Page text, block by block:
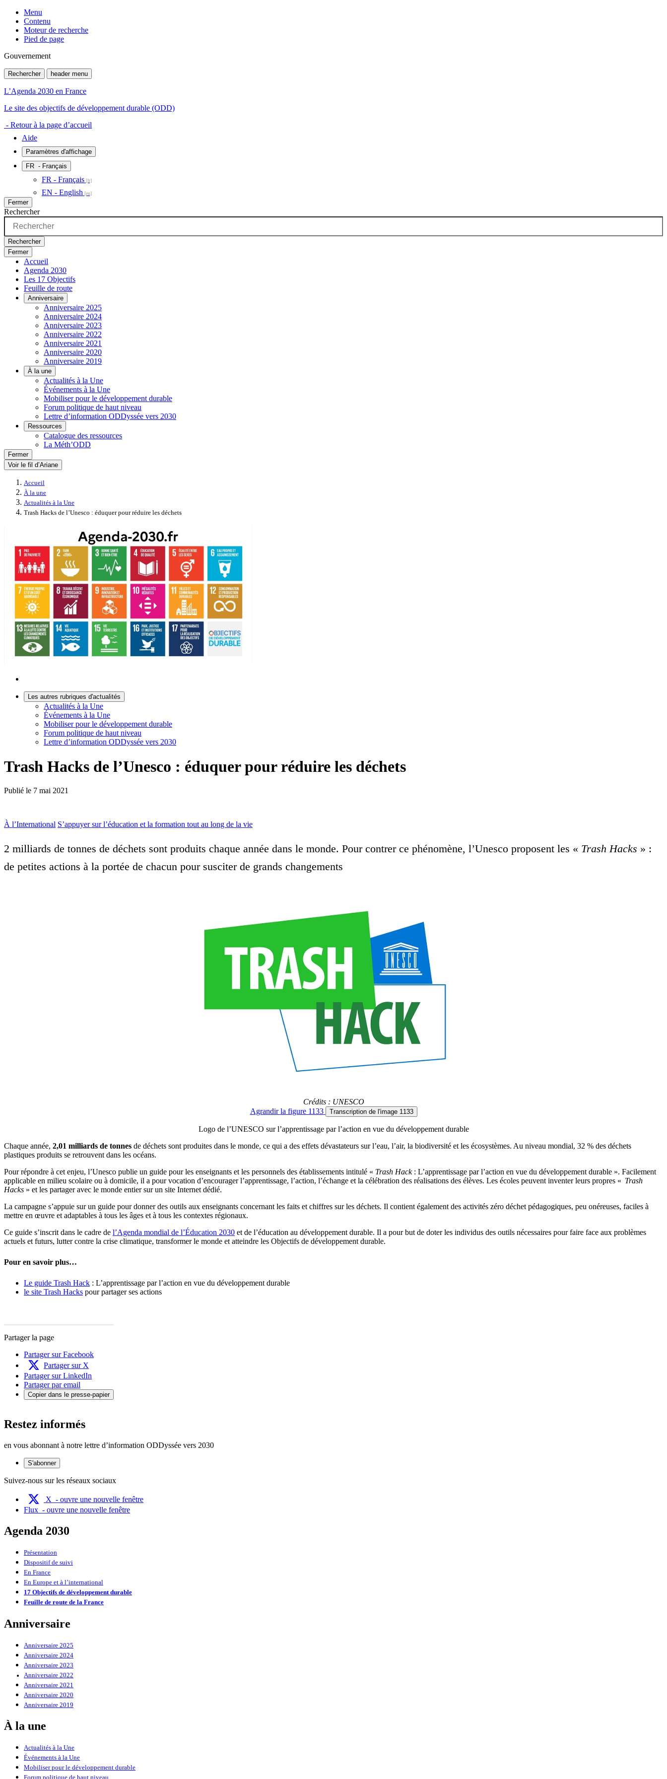
Menu
Contenu
Moteur de recherche
Pied de page
Gouvernement
Rechercher header menu
L’Agenda 2030 en France
Le site des objectifs de développement durable (ODD)
- Retour à la page d’accueil
Aide
Paramètres d'affichage
FR - Français
FR - Français
EN - English
Fermer
Rechercher
Rechercher
Fermer
Accueil
Agenda 2030
Les 17 Objectifs
Feuille de route
Anniversaire
Anniversaire 2025
Anniversaire 2024
Anniversaire 2023
Anniversaire 2022
Anniversaire 2021
Anniversaire 2020
Anniversaire 2019
À la une
Actualités à la Une
Événements à la Une
Mobiliser pour le développement durable
Forum politique de haut niveau
Lettre d’information ODDyssée vers 2030
Ressources
Catalogue des ressources
La Méth’ODD
Fermer
Voir le fil d’Ariane
Accueil
À la une
Actualités à la Une
Trash Hacks de l’Unesco : éduquer pour réduire les déchets
Les autres rubriques d'actualités
Actualités à la Une
Événements à la Une
Mobiliser pour le développement durable
Forum politique de haut niveau
Lettre d’information ODDyssée vers 2030
Trash Hacks de l’Unesco : éduquer pour réduire les déchets
Publié le 7 mai 2021
À l’International S’appuyer sur l’éducation et la formation tout au long de la vie
2 milliards de tonnes de déchets sont produits chaque année dans le monde. Pour contrer ce phénomène, l’Unesco proposent les « Trash Hacks » :
de petites actions à la portée de chacun pour susciter de grands changements
Crédits : UNESCO
Agrandirla figure 1133 Transcription de l'image 1133
Logo de l’UNESCO sur l’apprentissage par l’action en vue du développement durable
Chaque année, 2,01 milliards de tonnes de déchets sont produites dans le monde, ce qui a des effets dévastateurs sur l’eau, l’air, la biodiversité et les écosystèmes. Au niveau mondial, 32 % des déchets
plastiques produits se retrouvent dans les océans.
Pour répondre à cet enjeu, l’Unesco publie un guide pour les enseignants et les personnels des établissements intitulé « Trash Hack: L’apprentissage par l’action en vue du développement durable ». Facilement
applicable en milieu scolaire ou à domicile, il a pour vocation d’encourager l’apprentissage, l’action, l’échange et la célébration des réalisations des élèves. Les écoles peuvent inventer leurs propres « Trash
Hacks » et les partager avec le monde entier sur un site Internet dédié.
La campagne s’appuie sur un guide pour donner des outils aux enseignants concernant les faits et chiffres sur les déchets. Il contient également des activités zéro déchet pédagogiques, peu onéreuses, faciles à
mettre en œuvre et adaptables à tous les âges et à tous les contextes régionaux.
Ce guide s’inscrit dans le cadre de l’Agenda mondial de l’Éducation 2030 et de l’éducation au développement durable. Il a pour but de doter les individus des outils nécessaires pour faire face aux problèmes
actuels et futurs, lutter contre la crise climatique, transformer le monde et atteindre les Objectifs de développement durable.
Pour en savoir plus…
Le guide Trash Hack : L’apprentissage par l’action en vue du développement durable
le site Trash Hacks pour partager ses actions
Partager la page
Partager sur Facebook
Partager sur X
Partager sur LinkedIn
Partager par email
Copier dans le presse-papier
Restez informés
en vous abonnant à notre lettre d’information ODDyssée vers 2030
S'abonner
Suivez-nous sur les réseaux sociaux
X - ouvre une nouvelle fenêtre
Flux - ouvre une nouvelle fenêtre
Agenda 2030
Présentation
Dispositif de suivi
En France
En Europe et à l’international
17 Objectifs de développement durable
Feuille de route de la France
Anniversaire
Anniversaire 2025
Anniversaire 2024
Anniversaire 2023
Anniversaire 2022
Anniversaire 2021
Anniversaire 2020
Anniversaire 2019
À la une
Actualités à la Une
Événements à la Une
Mobiliser pour le développement durable